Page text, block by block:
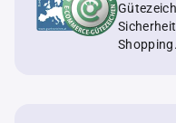
Shopping.